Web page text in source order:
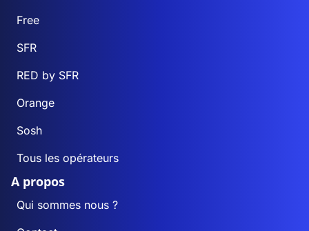
Free
SFR
RED by SFR
Orange
Sosh
Tous les opérateurs
A propos
Qui sommes nous ?